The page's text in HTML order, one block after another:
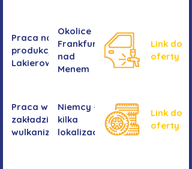
Praca na
produkcji -
Lakierowanie
Okolice
Frankfurtu
nad
Menem
Link do
oferty
Praca w
zakładzie
wulkanizacyjnym
Niemcy -
kilka
lokalizacji
Link do
oferty